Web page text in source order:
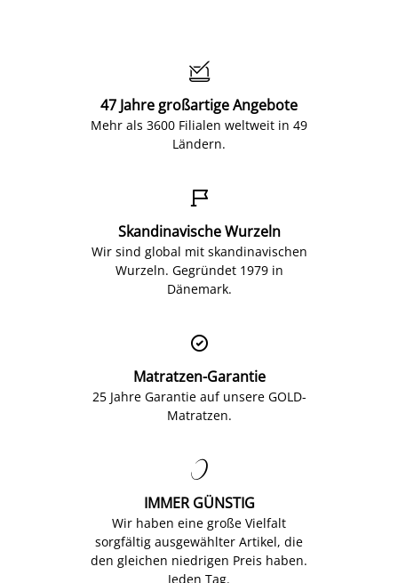

47 Jahre großartige Angebote
Mehr als 3600 Filialen weltweit in 49
Ländern.

Skandinavische Wurzeln
Wir sind global mit skandinavischen
Wurzeln. Gegründet 1979 in
Dänemark.

Matratzen-Garantie
25 Jahre Garantie auf unsere GOLD-
Matratzen.

IMMER GÜNSTIG
Wir haben eine große Vielfalt
sorgfältig ausgewählter Artikel, die
den gleichen niedrigen Preis haben.
Jeden Tag.